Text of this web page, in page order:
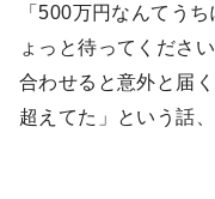
「500万円なんてう
ょっと待ってくださ
合わせると意外と届
超えてた」という話